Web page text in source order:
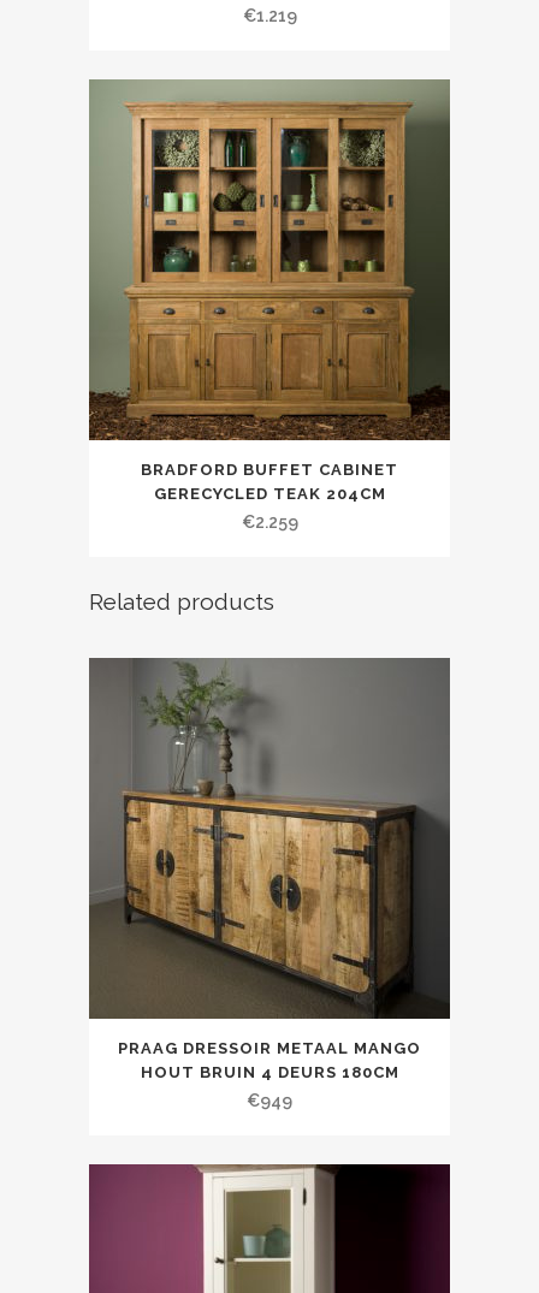
€1.219
BRADFORD BUFFET CABINET
GERECYCLED TEAK 204CM
€2.259
Related products
PRAAG DRESSOIR METAAL MANGO
HOUT BRUIN 4 DEURS 180CM
€949